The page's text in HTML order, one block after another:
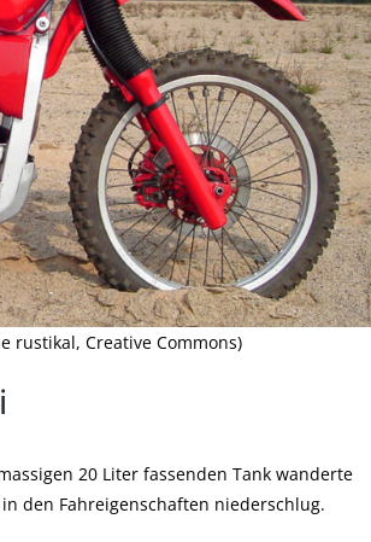
rustikal, Creative Commons)
20 Liter fassenden Tank wanderte
den Fahreigenschaften niederschlug.